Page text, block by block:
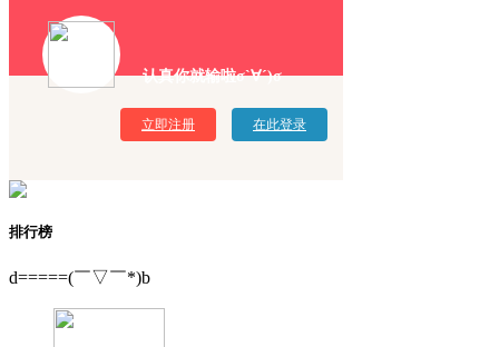
认真你就输啦σ`∀´)σ
立即注册 在此登录
排行榜
d=====(￣▽￣*)b